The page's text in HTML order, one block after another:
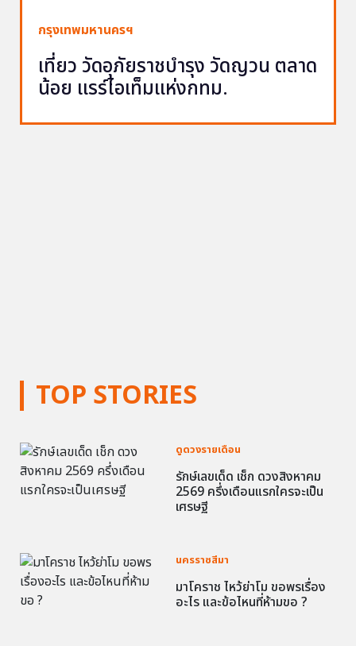
TOP STORIES
ดูดวงรายเดือน
รักษ์เลขเด็ด เช็ก ดวงสิงหาคม
2569 ครึ่งเดือนแรกใครจะเป็น
เศรษฐี
นครราชสีมา
มาโคราช ไหว้ย่าโม ขอพรเรื่อง
อะไร และข้อไหนที่ห้ามขอ ?
กรุงเทพมหานครฯ
เที่ยว วัดอุภัยราชบำรุง วัดญวน ตลาด
น้อย แรร์ไอเท็มแห่งกทม.